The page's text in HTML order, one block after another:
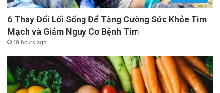
6 Thay Đổi Lối Sống Để Tăng Cường Sức Khỏe Tim
Mạch và Giảm Nguy Cơ Bệnh Tim
19 hours ago